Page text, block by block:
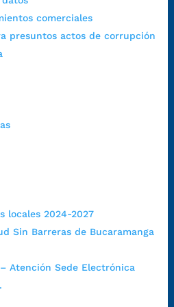
comerciales
presuntos actos de corrupción
locales 2024-2027
Sin Barreras de Bucaramanga
Atención Sede Electrónica
actos de corrupción:
gobierno-ciudadanos-
interno-disciplinario/